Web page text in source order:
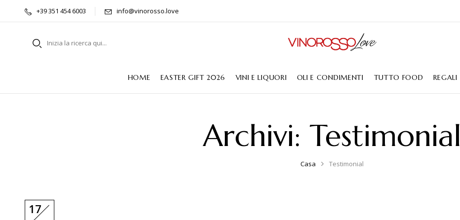
+39 351 454 6003 info@vinorosso.love
HOME EASTER GIFT 2026 VINI E LIQUORI OLI E CONDIMENTI TUTTO FOOD REGALI
Archivi: Testimonial
Casa Testimonial
17